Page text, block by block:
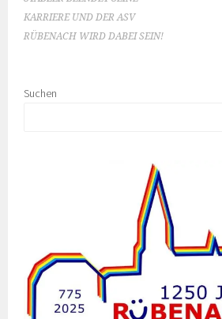
KARRIERE UND DER ASV
RÜBENACH WIRD DABEI SEIN!
Suchen